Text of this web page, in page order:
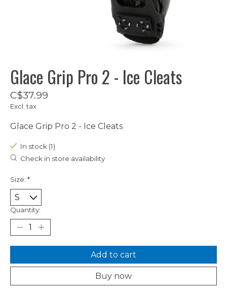
Glace Grip Pro 2 - Ice Cleats
C$37.99
Excl. tax
Glace Grip Pro 2 - Ice Cleats
In stock (1)
Check in store availability
Size: *
Quantity:
Add to cart
Buy now